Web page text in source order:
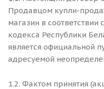
Продавцом купли-
магазин в соответствии
кодекса Республики
является официальной
адресуемой
1.2. Фактом принятия